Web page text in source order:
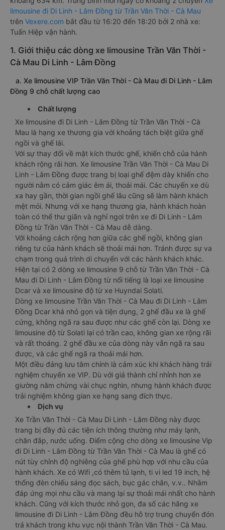
limousine đi Di Linh - Lâm Đồng từ Trần Văn Thời - Cà Mau
trên Vexere.com bắt đầu từ 16:20 đến 18:20 bởi 2 nhà xe:
Tuấn Hiệp vận hành.
1. Giới thiệu các dòng xe limousine Trần Văn Thời -
Cà Mau Di Linh - Lâm Đồng
a. Xe limousine VIP Trần Văn Thời - Cà Mau đi Di Linh - Lâm
Đồng 9 chỗ chất lượng cao
Chất lượng
Xe limousine đi Di Linh - Lâm Đồng từ Trần Văn Thời - Cà
Mau là hạng xe thương gia với khoảng tách biệt giữa ghế
ngồi và ghế lái.
Với sự thay đổi về mặt kích thước ghế, khiến chỗ của hành
khách rộng rãi hơn. Xe limousine Trần Văn Thời - Cà Mau Di
Linh - Lâm Đồng được trang bị loại ghế đệm dày khiến cho
người nằm có cảm giác êm ái, thoải mái. Các chuyến xe dù
xa hay gần, thời gian ngồi ghế lâu cũng sẽ làm hành khách
mệt mỏi. Nhưng với xe hạng thương gia, hành khách hoàn
toàn có thể thư giãn và nghỉ ngơi trên xe đi Di Linh - Lâm
Đồng từ Trần Văn Thời - Cà Mau dễ dàng.
Với khoảng cách rộng hơn giữa các ghế ngồi, không gian
riêng tư của hành khách sẽ thoải mái hơn. Tránh được sự va
chạm trong quá trình di chuyển với các hành khách khác.
Hiện tại có 2 dòng xe limousine 9 chỗ từ Trần Văn Thời - Cà
Mau đi Di Linh - Lâm Đồng từ nổi tiếng là loại xe limousine
Dcar và xe limousine độ từ xe Huyndai Solati.
Dòng xe limousine Trần Văn Thời - Cà Mau đi Di Linh - Lâm
Đồng Dcar khá nhỏ gọn và tiện dụng, 2 ghế đầu xe là ghế
cứng, không ngã ra sau được như các ghế còn lại. Dòng xe
limousine độ từ Solati lại có trần cao, không gian xe rộng rãi
và rất thoáng. 2 ghế đầu xe của dòng này vẫn ngã ra sau
được, và các ghế ngã ra thoải mái hơn.
Một điều đáng lưu tâm chính là cảm xúc khi khách hàng trải
nghiệm chuyến xe VIP. Dù với giá thành chỉ nhỉnh hơn xe
giường nằm chừng vài chục nghìn, nhưng hành khách được
trải nghiệm không gian xe hạng sang đích thực.
Dịch vụ
Xe Trần Văn Thời - Cà Mau Di Linh - Lâm Đồng này được
trang bị đầy đủ các tiện ích thông thường như máy lạnh,
chăn đắp, nước uống. Điểm cộng cho dòng xe limousine Vip
đi Di Linh - Lâm Đồng từ Trần Văn Thời - Cà Mau là ghế có
nút tùy chỉnh độ nghiêng của ghế phù hợp với nhu cầu của
hành khách. Xe có Wifi ,có thêm tủ lạnh, ti vi led 19 inch, hệ
thống đèn chiếu sáng đọc sách, bục gác chân, v.v.. Nhằm
đáp ứng mọi nhu cầu và mang lại sự thoải mái nhất cho hành
khách. Cũng với kích thước nhỏ gọn, đa số các hãng xe
limousine đi Di Linh - Lâm Đồng đều hỗ trợ trung chuyển đón
trả khách trong khu vực nội thành Trần Văn Thời - Cà Mau.